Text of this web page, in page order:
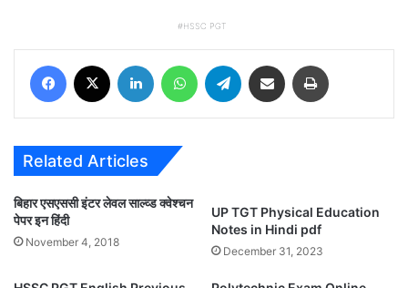
HSSC PGT
Facebook LinkedIn WhatsAppTelegram Share via Email
Related Articles
बिहार एसएससी इंटर लेवल साल्व्ड क्वेश्चन
पेपर इन हिंदी
November 4, 2018
UP TGT Physical Education
Notes in Hindi pdf
December 31, 2023